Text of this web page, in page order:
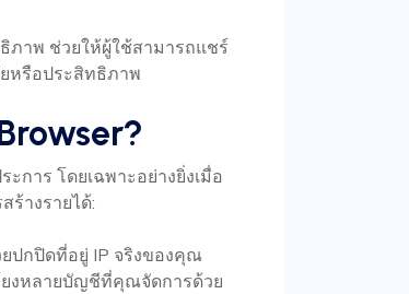
ภาพ ช่วยให้ผู้ใช้สามารถแชร์
หรือประสิทธิภาพ
การ โดยเฉพาะอย่างยิ่งเมื่อ
ร้างรายได้:
ปกปิดที่อยู่ IP จริงของคุณ
งหลายบัญชีที่คุณจัดการด้วย